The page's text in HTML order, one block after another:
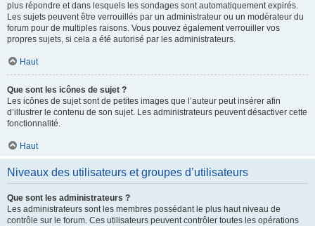
plus répondre et dans lesquels les sondages sont automatiquement expirés.
Les sujets peuvent être verrouillés par un administrateur ou un modérateur du
forum pour de multiples raisons. Vous pouvez également verrouiller vos
propres sujets, si cela a été autorisé par les administrateurs.
Haut
Que sont les icônes de sujet ?
Les icônes de sujet sont de petites images que l’auteur peut insérer afin
d’illustrer le contenu de son sujet. Les administrateurs peuvent désactiver cette
fonctionnalité.
Haut
Niveaux des utilisateurs et groupes d’utilisateurs
Que sont les administrateurs ?
Les administrateurs sont les membres possédant le plus haut niveau de
contrôle sur le forum. Ces utilisateurs peuvent contrôler toutes les opérations